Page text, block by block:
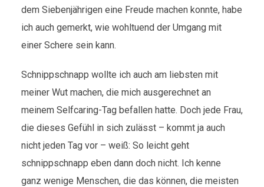
dem Siebenjährigen eine Freude machen konnte, habe
ich auch gemerkt, wie wohltuend der Umgang mit
einer Schere sein kann.
Schnippschnapp wollte ich auch am liebsten mit
meiner Wut machen, die mich ausgerechnet an
meinem Selfcaring-Tag befallen hatte. Doch jede Frau,
die dieses Gefühl in sich zulässt – kommt ja auch
nicht jeden Tag vor – weiß: So leicht geht
schnippschnapp eben dann doch nicht. Ich kenne
ganz wenige Menschen, die das können, die meisten